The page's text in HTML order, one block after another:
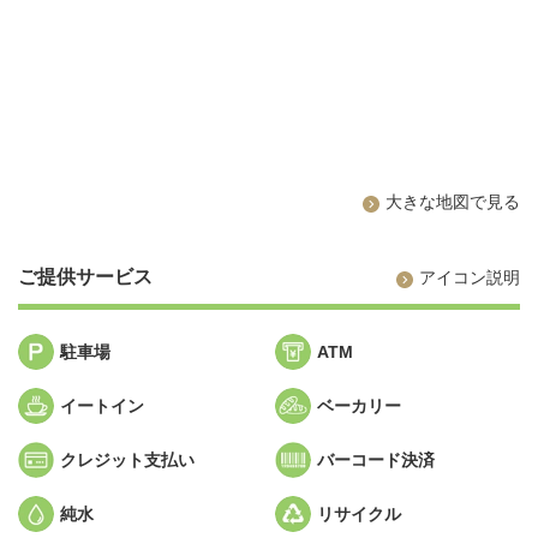
大きな地図で見る
ご提供サービス アイコン説明
駐車場 ATM
イートイン ベーカリー
クレジット支払い バーコード決済
純水 リサイクル